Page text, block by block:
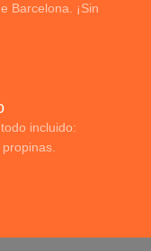
Barcelona. ¡Sin
incluido: